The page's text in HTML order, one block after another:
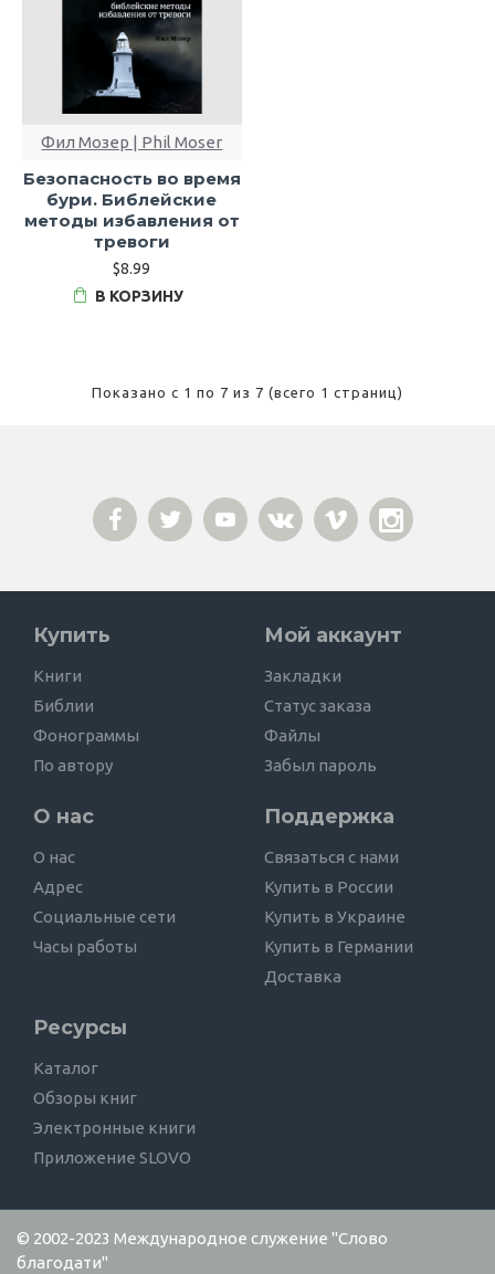
Фил Мозер | Phil Moser
Безопасность во время
бури. Библейские
методы избавления от
тревоги
$8.99
В КОРЗИНУ
Показано с 1 по 7 из 7 (всего 1 страниц)
Купить
Книги
Библии
Фонограммы
По автору
Мой аккаунт
Закладки
Статус заказа
Файлы
Забыл пароль
О нас
О нас
Адрес
Социальные сети
Часы работы
Поддержка
Связаться с нами
Купить в России
Купить в Украине
Купить в Германии
Доставка
Ресурсы
Каталог
Обзоры книг
Электронные книги
Приложение SLOVO
© 2002-2023 Международное служение "Слово
благодати"